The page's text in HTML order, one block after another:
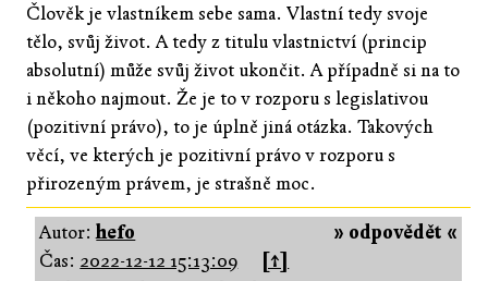
Člověk je vlastníkem sebe sama. Vlastní tedy svoje
tělo, svůj život. A tedy z titulu vlastnictví (princip
absolutní) může svůj život ukončit. A případně si na to
i někoho najmout. Že je to v rozporu s legislativou
(pozitivní právo), to je úplně jiná otázka. Takových
věcí, ve kterých je pozitivní právo v rozporu s
přirozeným právem, je strašně moc.
» odpovědět «
Autor:hefo
Čas: 2022-12-12 15:13:09
[↑]